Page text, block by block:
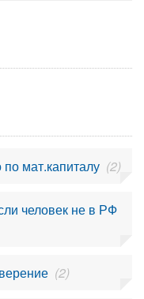
мат.капиталу (2)
человек не в РФ
(2)